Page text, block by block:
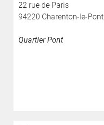
22 rue de Paris
94220 Charenton-le-Pont
Quartier Pont